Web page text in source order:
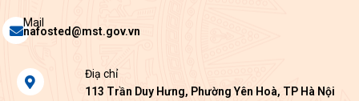
Envelope
Mail
nafosted@mst.gov.vn
Map-
marker-
Điạ chỉ
113 Trần Duy Hưng, Phường Yên Hoà, TP Hà Nội